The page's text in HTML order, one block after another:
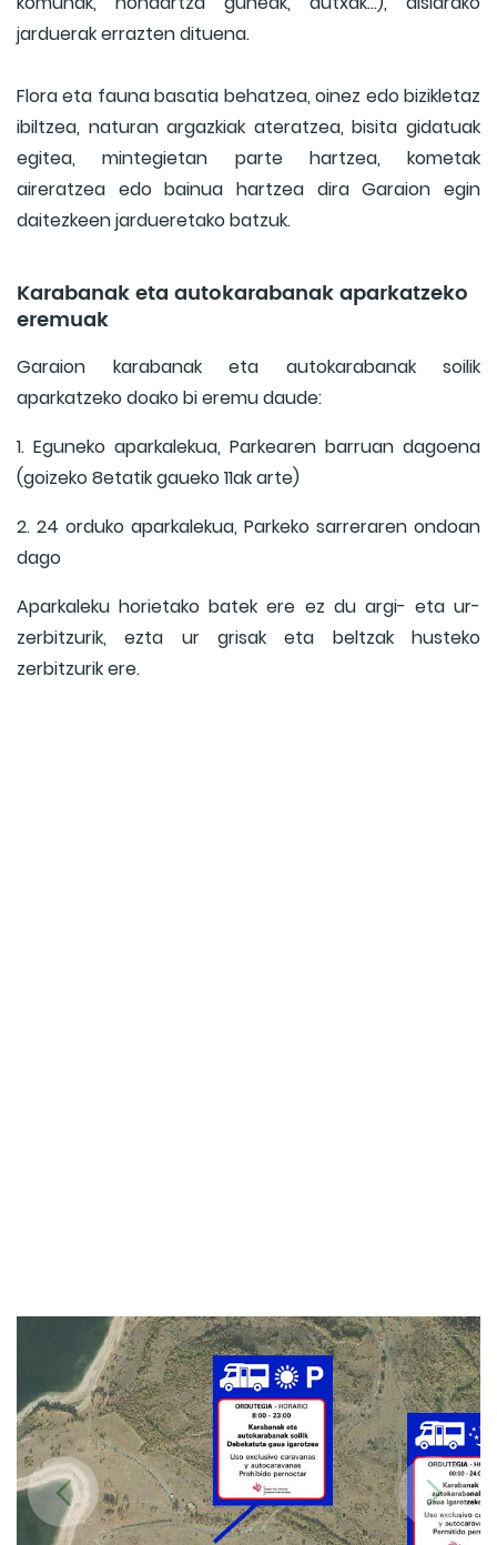
jarduerak errazten dituena.
Flora eta fauna basatia behatzea, oinez edo bizikletaz
ibiltzea, naturan argazkiak ateratzea, bisita gidatuak
egitea, mintegietan parte hartzea, kometak
aireratzea edo bainua hartzea dira Garaion egin
daitezkeen jardueretako batzuk.
Karabanak eta autokarabanak aparkatzeko
eremuak
Garaion karabanak eta autokarabanak soilik
aparkatzeko doako bi eremu daude:
1. Eguneko aparkalekua, Parkearen barruan dagoena
(goizeko 8etatik gaueko 11ak arte)
2. 24 orduko aparkalekua, Parkeko sarreraren ondoan
dago
Aparkaleku horietako batek ere ez du argi- eta ur-
zerbitzurik, ezta ur grisak eta beltzak husteko
zerbitzurik ere.